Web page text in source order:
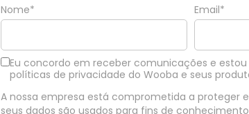
Nome* Email*
Eu concordo em receber comunicações e
políticas de privacidade do Wooba e seus
A nossa empresa está comprometida a proteger
seus dados são usados para fins de